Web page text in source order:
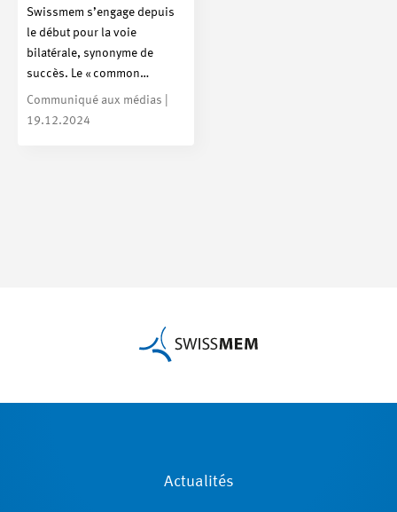
Swissmem s’engage depuis
le début pour la voie
bilatérale, synonyme de
succès. Le « common…
Communiqué aux médias |
19.12.2024
Actualités